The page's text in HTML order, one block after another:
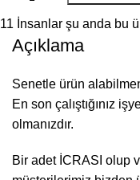
11 İnsanlar şu anda bu
Açıklama
Senetle ürün
En son çalıştığınız
olmanızdır.
Bir adet İCRASI olup